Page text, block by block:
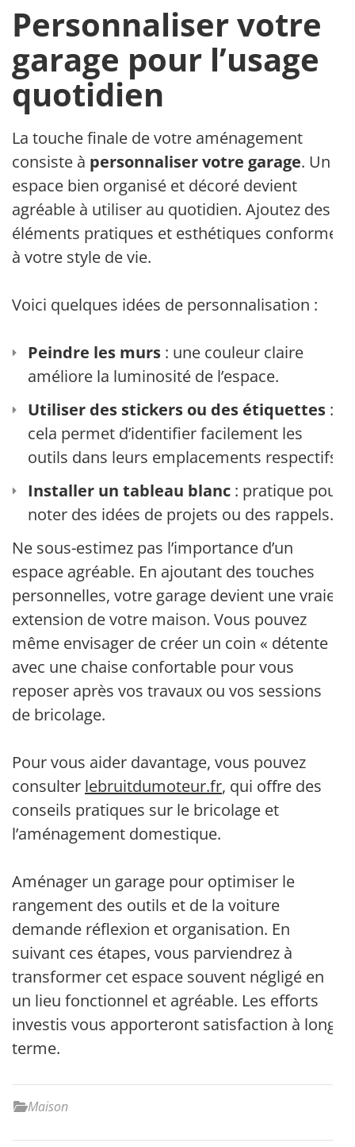
Personnaliser votre
garage pour l’usage
quotidien
La touche finale de votre aménagement
consiste à personnaliser votre garage. Un
espace bien organisé et décoré devient
agréable à utiliser au quotidien. Ajoutez des
éléments pratiques et esthétiques conforme
à votre style de vie.
Voici quelques idées de personnalisation :
Peindre les murs : une couleur claire
améliore la luminosité de l’espace.
Utiliser des stickers ou des étiquettes :
cela permet d’identifier facilement les
outils dans leurs emplacements respectifs.
Installer un tableau blanc : pratique pour
noter des idées de projets ou des rappels.
Ne sous-estimez pas l’importance d’un
espace agréable. En ajoutant des touches
personnelles, votre garage devient une vraie
extension de votre maison. Vous pouvez
même envisager de créer un coin « détente »
avec une chaise confortable pour vous
reposer après vos travaux ou vos sessions
de bricolage.
Pour vous aider davantage, vous pouvez
consulter lebruitdumoteur.fr, qui offre des
conseils pratiques sur le bricolage et
l’aménagement domestique.
Aménager un garage pour optimiser le
rangement des outils et de la voiture
demande réflexion et organisation. En
suivant ces étapes, vous parviendrez à
transformer cet espace souvent négligé en
un lieu fonctionnel et agréable. Les efforts
investis vous apporteront satisfaction à long
terme.
Maison